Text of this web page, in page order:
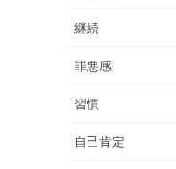
継続
罪悪感
習慣
自己肯定